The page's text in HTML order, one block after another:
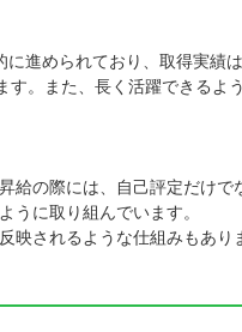
進められており、取得実績は
。また、長く活躍できるよ
給の際には、自己評定だけ
うに取り組んでいます。
映されるような仕組みもあり